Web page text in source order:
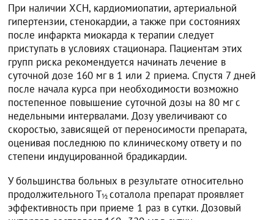
При наличии ХСН, кардиомиопатии, артериальной
гипертензии, стенокардии, а также при состояниях
после инфаркта миокарда к терапии следует
приступать в условиях стационара. Пациентам этих
групп риска рекомендуется начинать лечение в
суточной дозе 160 мг в 1 или 2 приема. Спустя 7 дней
после начала курса при необходимости возможно
постепенное повышение суточной дозы на 80 мг с
недельными интервалами. Дозу увеличивают со
скоростью, зависящей от переносимости препарата,
оценивая последнюю по клиническому ответу и по
степени индуцированной брадикардии.
У большинства больных в результате относительно
продолжительного Т½соталола препарат проявляет
эффективность при приеме 1 раз в сутки. Дозовый